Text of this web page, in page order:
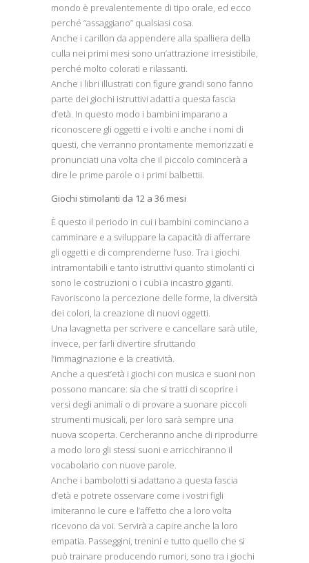
mondo è prevalentemente di tipo orale, ed ecco
perché “assaggiano” qualsiasi cosa.
Anche i carillon da appendere alla spalliera della
culla nei primi mesi sono un’attrazione irresistibile,
perché molto colorati e rilassanti.
Anche i libri illustrati con figure grandi sono fanno
parte dei giochi istruttivi adatti a questa fascia
d’età. In questo modo i bambini imparano a
riconoscere gli oggetti e i volti e anche i nomi di
questi, che verranno prontamente memorizzati e
pronunciati una volta che il piccolo comincerà a
dire le prime parole o i primi balbettii.
Giochi stimolanti da 12 a 36 mesi
È questo il periodo in cui i bambini cominciano a
camminare e a sviluppare la capacità di afferrare
gli oggetti e di comprenderne l’uso. Tra i giochi
intramontabili e tanto istruttivi quanto stimolanti ci
sono le costruzioni o i cubi a incastro giganti.
Favoriscono la percezione delle forme, la diversità
dei colori, la creazione di nuovi oggetti.
Una lavagnetta per scrivere e cancellare sarà utile,
invece, per farli divertire sfruttando
l’immaginazione e la creatività.
Anche a quest’età i giochi con musica e suoni non
possono mancare: sia che si tratti di scoprire i
versi degli animali o di provare a suonare piccoli
strumenti musicali, per loro sarà sempre una
nuova scoperta. Cercheranno anche di riprodurre
a modo loro gli stessi suoni e arricchiranno il
vocabolario con nuove parole.
Anche i bambolotti si adattano a questa fascia
d’età e potrete osservare come i vostri figli
imiteranno le cure e l’affetto che a loro volta
ricevono da voi. Servirà a capire anche la loro
empatia. Passeggini, trenini e tutto quello che si
può trainare producendo rumori, sono tra i giochi